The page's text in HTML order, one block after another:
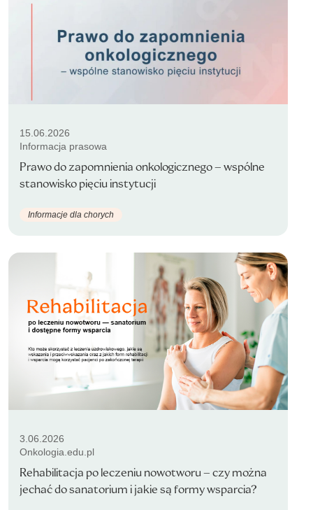
15.06.2026
Informacja prasowa
Prawo do zapomnienia onkologicznego – wspólne
stanowisko pięciu instytucji
Informacje dla chorych
3.06.2026
Onkologia.edu.pl
Rehabilitacja po leczeniu nowotworu – czy można
jechać do sanatorium i jakie są formy wsparcia?